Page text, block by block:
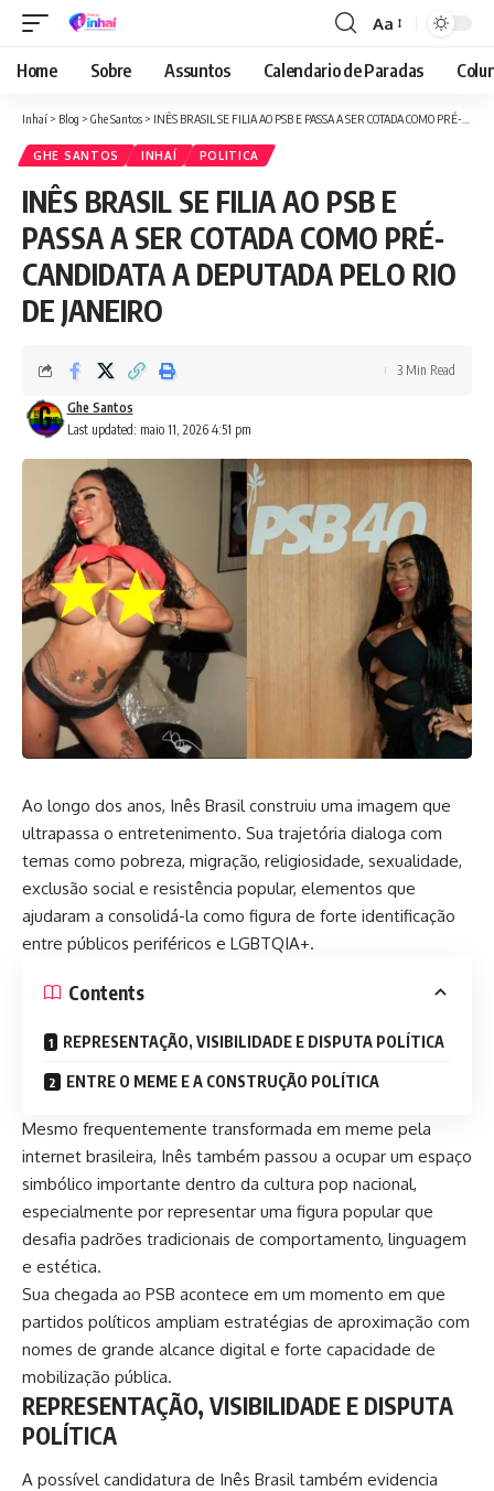
Font
Resizer
Aa
Home Sobre Assuntos Calendario de Paradas
Inhaí > Blog > Ghe Santos > INÊS BRASIL SE FILIA AO PSB E PASSA A SER COTADA COMO PRÉ-CANDIDATA A DEPUTADA PELO RIO DE JANEIRO
GHE SANTOS INHAÍ POLITICA
INÊS BRASIL SE FILIA AO PSB E
PASSA A SER COTADA COMO PRÉ-
CANDIDATA A DEPUTADA PELO RIO
DE JANEIRO
Last updated: maio 11, 2026 4:51 pm
Ghe Santos
3 Min Read
Ao longo dos anos, Inês Brasil construiu uma imagem que
ultrapassa o entretenimento. Sua trajetória dialoga com
temas como pobreza, migração, religiosidade, sexualidade,
exclusão social e resistência popular, elementos que
ajudaram a consolidá-la como figura de forte identificação
entre públicos periféricos e LGBTQIA+.
Contents
REPRESENTAÇÃO, VISIBILIDADE E DISPUTA POLÍTICA
ENTRE O MEME E A CONSTRUÇÃO POLÍTICA
Mesmo frequentemente transformada em meme pela
internet brasileira, Inês também passou a ocupar um espaço
simbólico importante dentro da cultura pop nacional,
especialmente por representar uma figura popular que
desafia padrões tradicionais de comportamento, linguagem
e estética.
Sua chegada ao PSB acontece em um momento em que
partidos políticos ampliam estratégias de aproximação com
nomes de grande alcance digital e forte capacidade de
mobilização pública.
REPRESENTAÇÃO, VISIBILIDADE E DISPUTA
POLÍTICA
A possível candidatura de Inês Brasil também evidencia